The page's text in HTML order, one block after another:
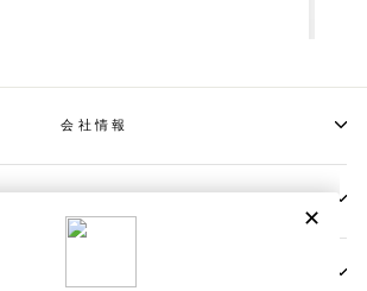
会社情報
📩メールマガジンの登録